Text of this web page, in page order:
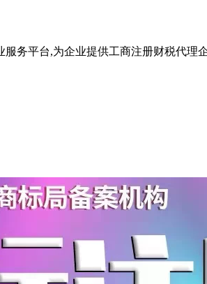
服务平台,为企业提供工商注册财税代